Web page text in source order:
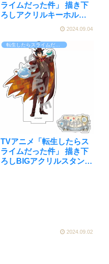
ライムだった件」 描き下
ろしアクリルキーホルダ
ー アリスver. (2)ベニマル
ンメント]が予約受付開始
2024.09.04
TVアニメ「転生したらス
ライムだった件」 描き下
ろしBIGアクリルスタンド
2024.09.02